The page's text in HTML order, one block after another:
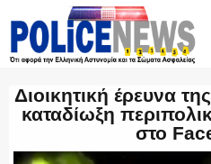
ΤΡΟΧΑΙΑ
ΟΠΚΕ
Διοικητική έρευνα
καταδίωξη
στο